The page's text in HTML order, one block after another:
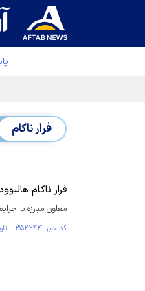
فرار ناکام
فرار ناکام
معاون مبارزه با
کد خبر: ۳۵۲۲۴۴ تاریخ انتشار : ۱۳۹۴/۱۲/۰۹